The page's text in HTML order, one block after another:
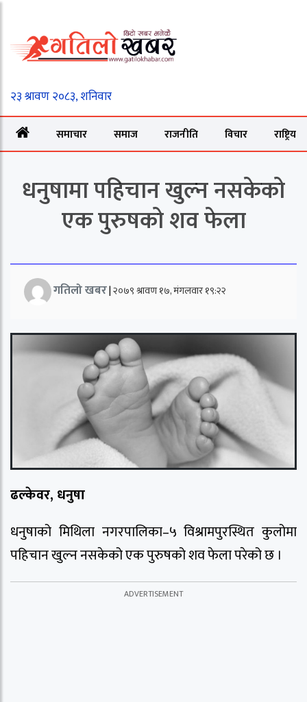
समाचार समाज राजनीति विचार राष्ट्रिय
धनुषामा पहिचान खुल्न नसकेको
एक पुरुषको शव फेला
गतिलो खबर|२०७९ श्रावण १७, मंगलवार १९:२२
ढल्केवर, धनुषा
धनुषाको मिथिला नगरपालिका–५ विश्रामपुरस्थित कुलोमा
पहिचान खुल्न नसकेको एक पुरुषको शव फेला परेको छ ।